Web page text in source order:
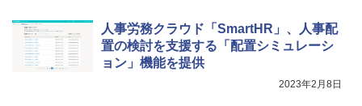
人事労務クラウド「SmartHR」、人事配
置の検討を支援する「配置シミュレーシ
ョン」機能を提供
2023年2月8日